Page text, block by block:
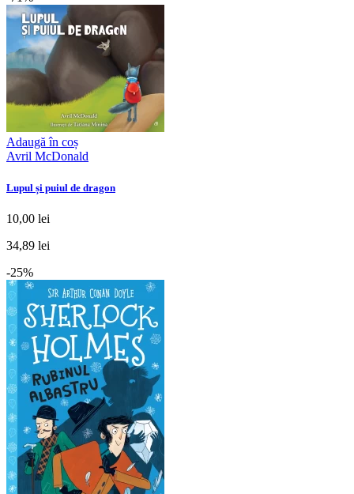
Adaugă în coș
Avril McDonald
Lupul și puiul de dragon
10,00 lei
34,89 lei
-25%